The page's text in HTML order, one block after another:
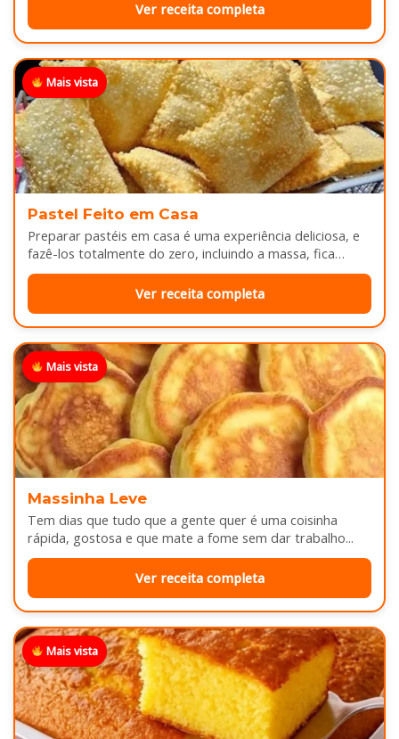
Ver receita completa
Mais vista
Pastel Feito em Casa
Preparar pastéis em casa é uma experiência deliciosa, e
fazê-los totalmente do zero, incluindo a massa, fica
melhor ainda...
Ver receita completa
Mais vista
Massinha Leve
Tem dias que tudo que a gente quer é uma coisinha
rápida, gostosa e que mate a fome sem dar trabalho...
Ver receita completa
Mais vista